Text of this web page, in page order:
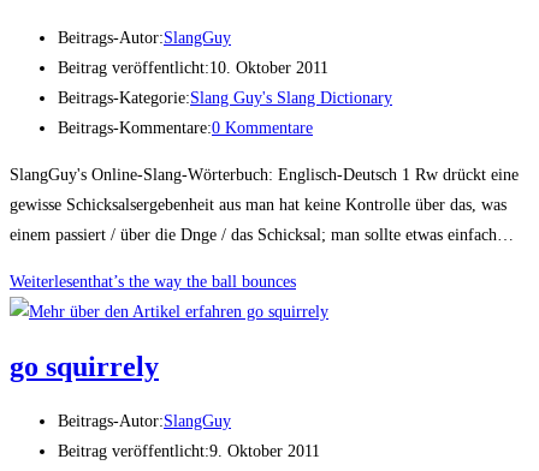
Beitrags-Autor:SlangGuy
Beitrag veröffentlicht:10. Oktober 2011
Beitrags-Kategorie:Slang Guy's Slang Dictionary
Beitrags-Kommentare:0 Kommentare
SlangGuy's Online-Slang-Wörterbuch: Englisch-Deutsch 1 Rw drückt eine
gewisse Schicksalsergebenheit aus man hat keine Kontrolle über das, was
einem passiert / über die Dnge / das Schicksal; man sollte etwas einfach…
Weiterlesenthat’s the way the ball bounces
go squir­rely
Beitrags-Autor:SlangGuy
Beitrag veröffentlicht:9. Oktober 2011